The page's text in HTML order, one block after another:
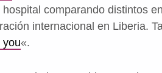
comparando distintos
internacional en Liberia.
you«.